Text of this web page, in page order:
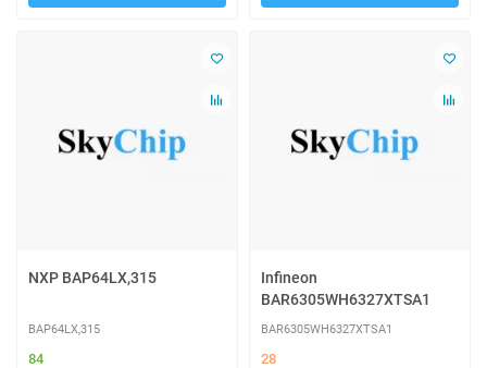
NXP BAP64LX,315
BAP64LX,315
84
Infineon
BAR6305WH6327XTSA1
BAR6305WH6327XTSA1
28